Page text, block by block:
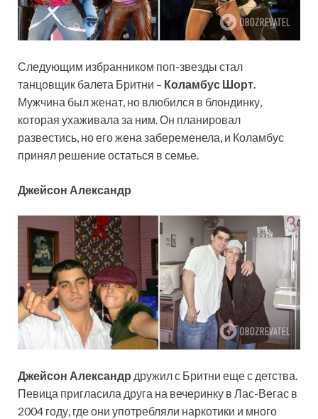
Следующим избранником поп-звезды стал
танцовщик балета Бритни – Коламбус Шорт.
Мужчина был женат, но влюбился в блондинку,
которая ухаживала за ним. Он планировал
развестись, но его жена забеременела, и Коламбус
принял решение остаться в семье.
Джейсон Александр
Джейсон Александр дружил с Бритни еще с детства.
Певица пригласила друга на вечеринку в Лас-Вегас в
2004 году, где они употребляли наркотики и много